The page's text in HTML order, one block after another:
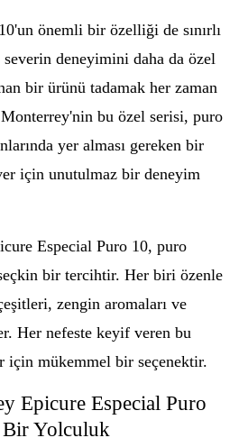
önemli bir özelliği de sınırlı
deneyimini daha da özel
bir ürünü tadamak her zaman
Monterrey'nin bu özel serisi, puro
yer alması gereken bir
için unutulmaz bir deneyim
Especial Puro 10, puro
bir tercihtir. Her biri özenle
zengin aromaları ve
Her nefeste keyif veren bu
için mükemmel bir seçenektir.
Epicure Especial Puro
Bir Yolculuk